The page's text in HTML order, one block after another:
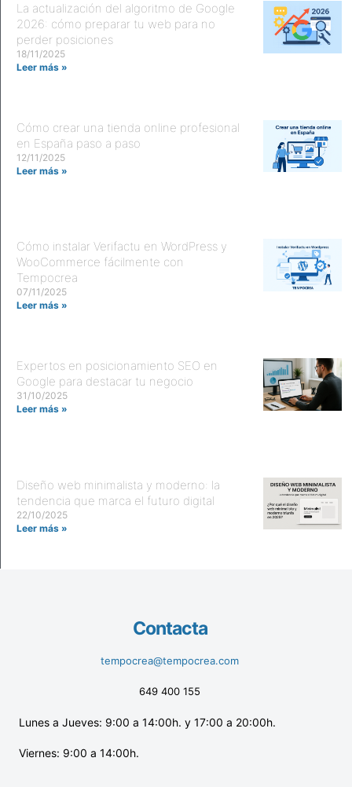
La actualización del algoritmo de Google
2026: cómo preparar tu web para no
perder posiciones
18/11/2025
Leer más »
Cómo crear una tienda online profesional
en España paso a paso
12/11/2025
Leer más »
Cómo instalar Verifactu en WordPress y
WooCommerce fácilmente con
Tempocrea
07/11/2025
Leer más »
Expertos en posicionamiento SEO en
Google para destacar tu negocio
31/10/2025
Leer más »
Diseño web minimalista y moderno: la
tendencia que marca el futuro digital
22/10/2025
Leer más »
Contacta
tempocrea@tempocrea.com
649 400 155
Lunes a Jueves: 9:00 a 14:00h. y 17:00 a 20:00h.
Viernes: 9:00 a 14:00h.